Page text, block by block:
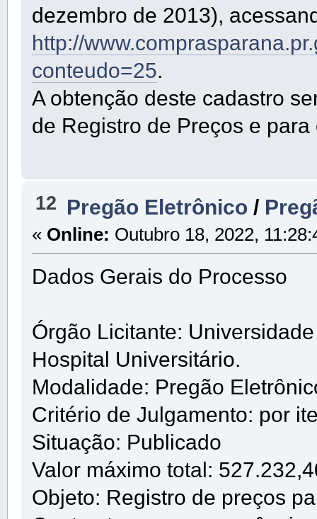
dezembro de 2013),
http://
conteudo=25.
A obtenção deste cadastro
de Registro de Preços e
12 Pregão Eletrônico/
« Online: Outubro 18, 2022,
Dados Gerais do Processo
Órgão Licitante:
Hospital Universitário.
Modalidade: Pregão
Critério de Julgamento: por
Situação: Publicado
Valor máximo total:
Objeto: Registro de preços